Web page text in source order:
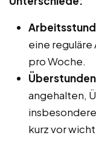
eine
pro Woche.
Überstunden
angehalten,
kurz vor